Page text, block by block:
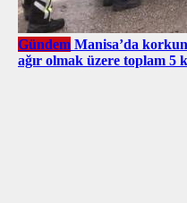
Gündem Manisa’da
ağır olmak üzere toplam 5